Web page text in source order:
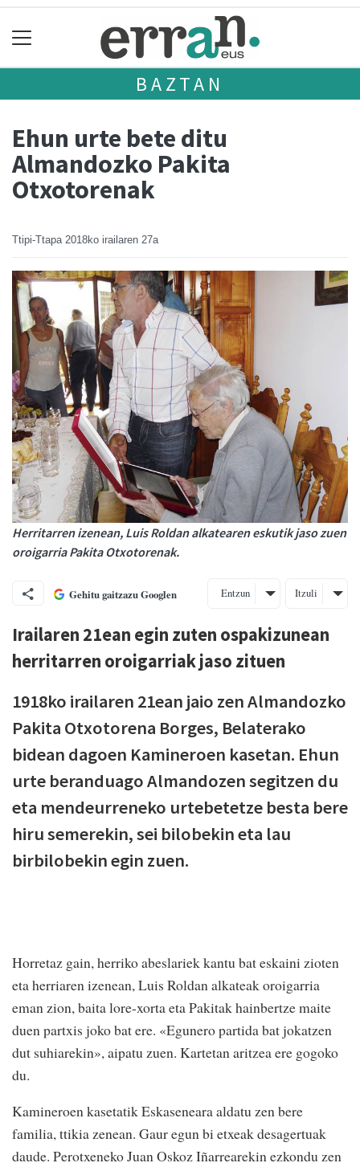
BAZTAN
Ehun urte bete ditu
Almandozko Pakita
Otxotorenak
Ttipi-Ttapa 2018ko irailaren 27a
Herritarren izenean, Luis Roldan alkatearen eskutik jaso zuen
oroigarria Pakita Otxotorenak.
Gehitu gaitzazu Googlen Entzun Itzuli
Irailaren 21ean egin zuten ospakizunean
herritarren oroigarriak jaso zituen
1918ko irailaren 21ean jaio zen Almandozko
Pakita Otxotorena Borges, Belaterako
bidean dagoen Kamineroen kasetan. Ehun
urte beranduago Almandozen segitzen du
eta mendeurreneko urtebetetze besta bere
hiru semerekin, sei bilobekin eta lau
birbilobekin egin zuen.
Horretaz gain, herriko abeslariek kantu bat eskaini zioten
eta herriaren izenean, Luis Roldan alkateak oroigarria
eman zion, baita lore-xorta eta Pakitak hainbertze maite
duen partxis joko bat ere. «Egunero partida bat jokatzen
dut suhiarekin», aipatu zuen. Kartetan aritzea ere gogoko
du.
Kamineroen kasetatik Eskaseneara aldatu zen bere
familia, ttikia zenean. Gaur egun bi etxeak desagertuak
daude. Perotxeneko Juan Oskoz Iñarrearekin ezkondu zen